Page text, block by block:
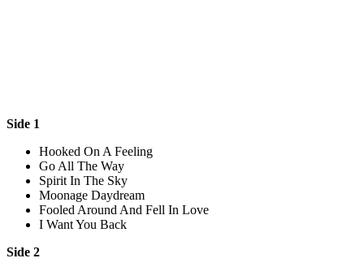
Side 1
Hooked On A Feeling
Go All The Way
Spirit In The Sky
Moonage Daydream
Fooled Around And Fell In Love
I Want You Back
Side 2